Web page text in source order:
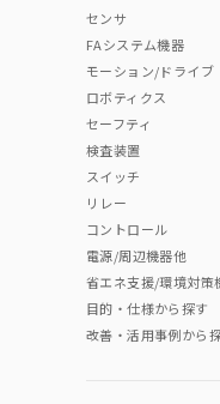
中国 RoHS表
Pb
"対応済み"や非含
非含有品が必要
センサ
FAシステム機器
モーション/ドライブ
ロボティクス
セーフティ
検査装置
スイッチ
リレー
コントロール
電源/周辺機器他
省エネ支援/環境対策
目的・仕様から探す
改善・活用事例から